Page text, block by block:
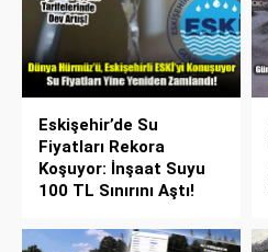
Eskişehir’de Su
Fiyatları Rekora
Koşuyor: İnşaat Suyu
100 TL Sınırını Aştı!